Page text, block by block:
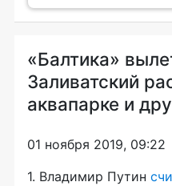
«Балтика»
Заливатский
аквапарке и
01 ноября 2019, 09:22
1. Владимир Путин